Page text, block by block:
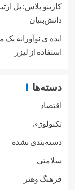
کارینو پلاس: پل
دانش‌بنیان
ایده ی نوآورانه
استفاده از لیزر
دسته‌ها
اقتصاد
تکنولوژی
دسته‌بندی نشده
سلامتی
فرهنگ وهنر